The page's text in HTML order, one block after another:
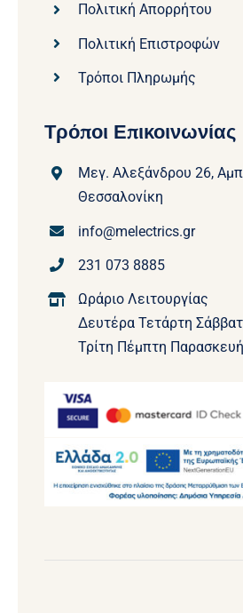
Πολιτική Απορρήτου
Πολιτική Επιστροφών
Τρόποι Πληρωμής
Τρόποι Επικοινωνίας
Μεγ. Αλεξάνδρου 26,
Θεσσαλονίκη
info@melectrics.gr
231 073 8885
Ωράριο Λειτουργίας
Δευτέρα Τετάρτη
Τρίτη Πέμπτη